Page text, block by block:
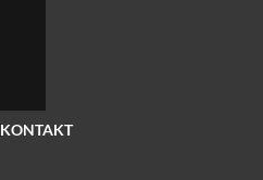
KONTAKT